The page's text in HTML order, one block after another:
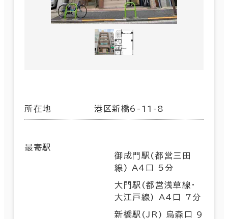
所在地 港区新橋6-11-8
最寄駅
御成門駅(都営三田
線) A4口 5分
大門駅(都営浅草線･
大江戸線) A4口 7分
新橋駅(JR) 烏森口 9